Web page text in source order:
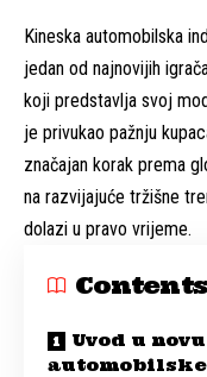
Kineska automobilska
jedan od najnovijih
koji predstavlja svoj
je privukao pažnju
značajan korak prema
na razvijajuće tržišne
dolazi u pravo vrijeme.
Contents
Uvod u